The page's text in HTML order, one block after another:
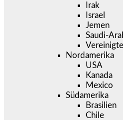
Irak
Israel
Jemen
Saudi-
Nordamerika
USA
Kanada
Mexico
Südamerika
Brasilien
Chile